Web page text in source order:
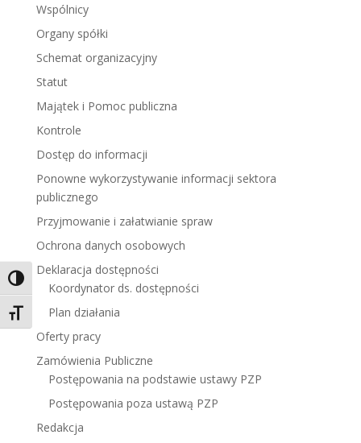
Toggle High Contrast
Toggle Font size
Wspólnicy
Organy spółki
Schemat organizacyjny
Statut
Majątek i Pomoc publiczna
Kontrole
Dostęp do informacji
Ponowne wykorzystywanie informacji sektora
publicznego
Przyjmowanie i załatwianie spraw
Ochrona danych osobowych
Deklaracja dostępności
Koordynator ds. dostępności
Plan działania
Oferty pracy
Zamówienia Publiczne
Postępowania na podstawie ustawy PZP
Postępowania poza ustawą PZP
Redakcja